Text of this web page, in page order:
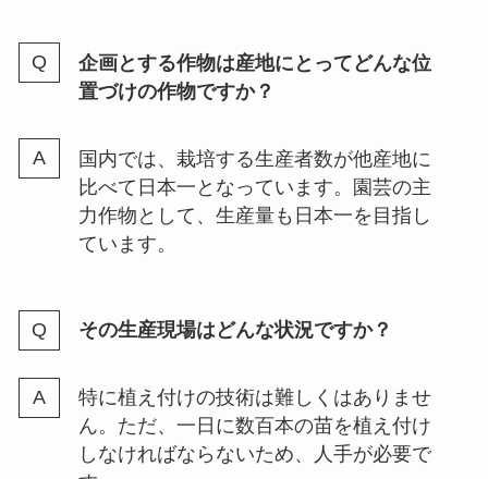
企画とする作物は産地にとってどんな位
置づけの作物ですか？
国内では、栽培する生産者数が他産地に
比べて日本一となっています。園芸の主
力作物として、生産量も日本一を目指し
ています。
その生産現場はどんな状況ですか？
特に植え付けの技術は難しくはありませ
ん。ただ、一日に数百本の苗を植え付け
しなければならないため、人手が必要で